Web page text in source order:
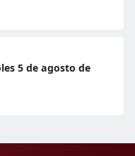
5 de agosto de